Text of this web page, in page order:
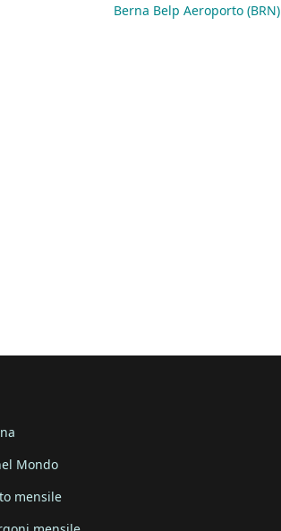
Berna Belp Aeroporto (BRN)
Mondo
mensile